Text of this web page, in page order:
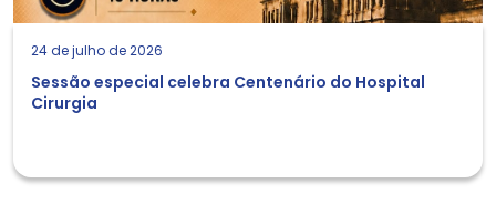
24 de julho de 2026
Sessão especial celebra Centenário do Hospital
Cirurgia